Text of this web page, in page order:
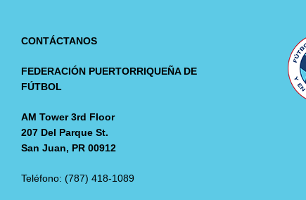
CONTÁCTANOS
FEDERACIÓN PUERTORRIQUEÑA DE
FÚTBOL
AM Tower 3rd Floor
207 Del Parque St.
San Juan, PR 00912
Teléfono: (787) 418-1089